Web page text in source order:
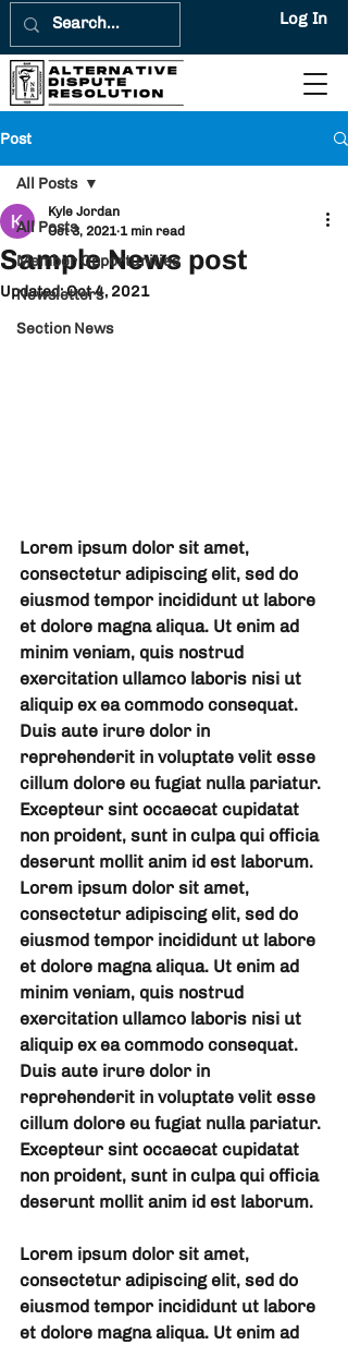
Log In
Post
All Posts
Member Opportunities
Newsletters
Section News
All Posts
Sample News post
Kyle Jordan
Oct 3, 2021 1 min read
Updated:Oct 4, 2021
Lorem ipsum dolor sit amet,
consectetur adipiscing elit, sed do
eiusmod tempor incididunt ut labore
et dolore magna aliqua. Ut enim ad
minim veniam, quis nostrud
exercitation ullamco laboris nisi ut
aliquip ex ea commodo consequat.
Duis aute irure dolor in
reprehenderit in voluptate velit esse
cillum dolore eu fugiat nulla pariatur.
Excepteur sint occaecat cupidatat
non proident, sunt in culpa qui officia
deserunt mollit anim id est laborum.
Lorem ipsum dolor sit amet,
consectetur adipiscing elit, sed do
eiusmod tempor incididunt ut labore
et dolore magna aliqua. Ut enim ad
minim veniam, quis nostrud
exercitation ullamco laboris nisi ut
aliquip ex ea commodo consequat.
Duis aute irure dolor in
reprehenderit in voluptate velit esse
cillum dolore eu fugiat nulla pariatur.
Excepteur sint occaecat cupidatat
non proident, sunt in culpa qui officia
deserunt mollit anim id est laborum.
Lorem ipsum dolor sit amet,
consectetur adipiscing elit, sed do
eiusmod tempor incididunt ut labore
et dolore magna aliqua. Ut enim ad